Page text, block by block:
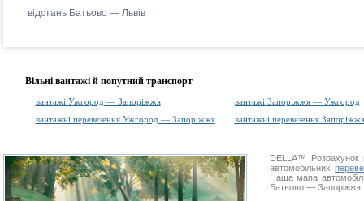
відстань Батьово — Львів
Вільні вантажі й попутний транспорт
вантажі Ужгород — Запоріжжя
вантажі Запоріжжя — Ужгород
вантажні перевезення Ужгород — Запоріжжя
вантажні перевезення
DELLA™
Розрахунок
автомобільних
Нашамапа
Батьово — Запоріжжя.